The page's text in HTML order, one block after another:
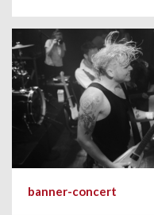
banner-concert